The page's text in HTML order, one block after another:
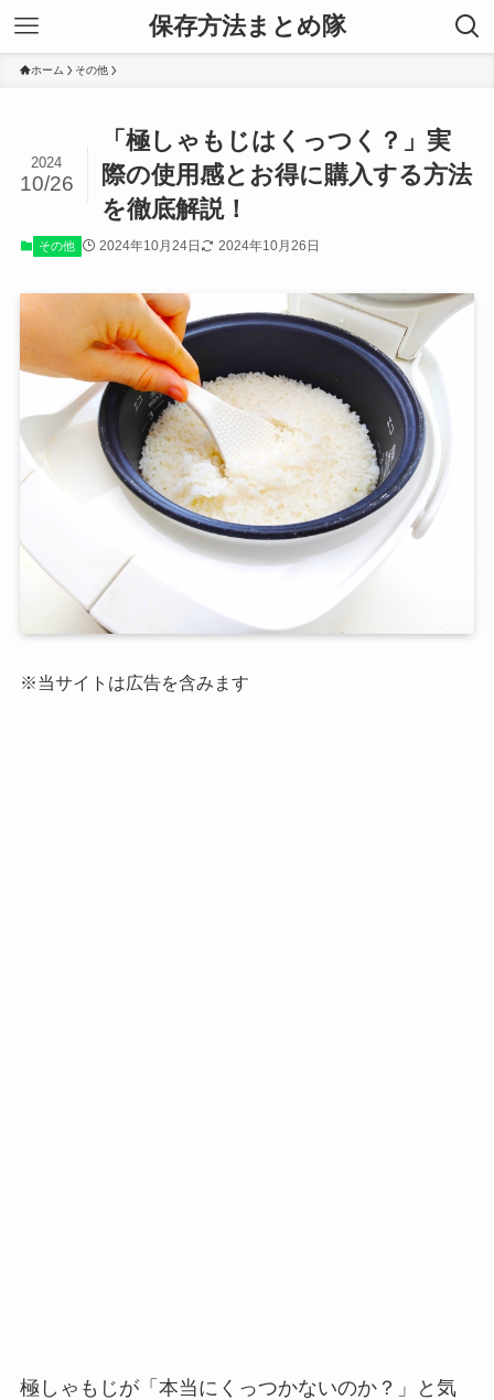
保存方法まとめ隊
ホーム その他
「極しゃもじはくっつく？」実
際の使用感とお得に購入する方法
を徹底解説！
2024
10/26
その他 2024年10月24日 2024年10月26日
※当サイトは広告を含みます
極しゃもじが「本当にくっつかないのか？」と気